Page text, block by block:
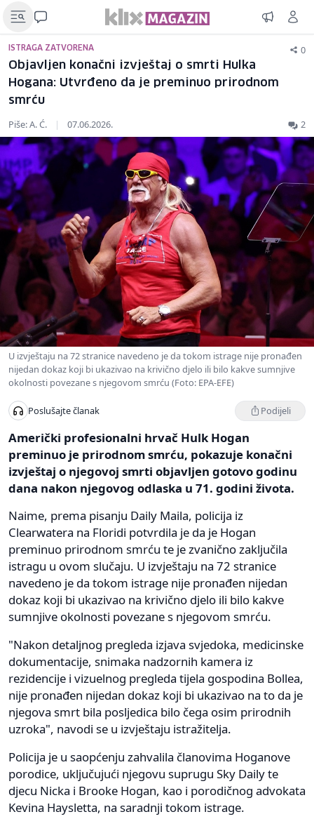
ISTRAGA ZATVORENA 0
Objavljen konačni izvještaj o smrti Hulka
Hogana: Utvrđeno da je preminuo prirodnom
smrću
Piše: A. Ć. | 07.06.2026. 2
U izvještaju na 72 stranice navedeno je da tokom istrage nije pronađen
nijedan dokaz koji bi ukazivao na krivično djelo ili bilo kakve sumnjive
okolnosti povezane s njegovom smrću (Foto: EPA-EFE)
Poslušajte članak Podijeli
Američki profesionalni hrvač Hulk Hogan
preminuo je prirodnom smrću, pokazuje konačni
izvještaj o njegovoj smrti objavljen gotovo godinu
dana nakon njegovog odlaska u 71. godini života.
Naime, prema pisanju Daily Maila, policija iz
Clearwatera na Floridi potvrdila je da je Hogan
preminuo prirodnom smrću te je zvanično zaključila
istragu u ovom slučaju. U izvještaju na 72 stranice
navedeno je da tokom istrage nije pronađen nijedan
dokaz koji bi ukazivao na krivično djelo ili bilo kakve
sumnjive okolnosti povezane s njegovom smrću.
"Nakon detaljnog pregleda izjava svjedoka, medicinske
dokumentacije, snimaka nadzornih kamera iz
rezidencije i vizuelnog pregleda tijela gospodina Bollea,
nije pronađen nijedan dokaz koji bi ukazivao na to da je
njegova smrt bila posljedica bilo čega osim prirodnih
uzroka", navodi se u izvještaju istražitelja.
Policija je u saopćenju zahvalila članovima Hoganove
porodice, uključujući njegovu suprugu Sky Daily te
djecu Nicka i Brooke Hogan, kao i porodičnog advokata
Kevina Haysletta, na saradnji tokom istrage.